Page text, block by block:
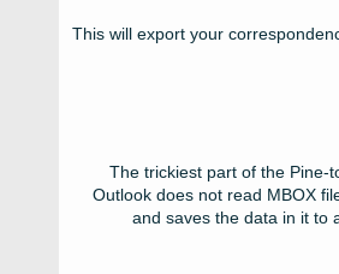
This will export your
The trickiest part of the Pine-
Outlook does not read MBOX
and saves the data in it to